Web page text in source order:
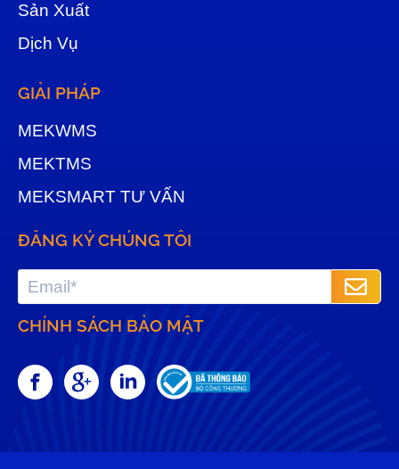
Sản Xuất
Dịch Vụ
GIẢI PHÁP
MEKWMS
MEKTMS
MEKSMART TƯ VẤN
ĐĂNG KÝ CHÚNG TÔI
CHÍNH SÁCH BẢO MẬT